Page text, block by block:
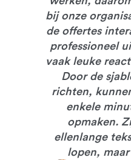
bij onze
de offertes
professioneel
vaak leuke
Door de
richten,
enkele
opmaken.
ellenlange
lopen,